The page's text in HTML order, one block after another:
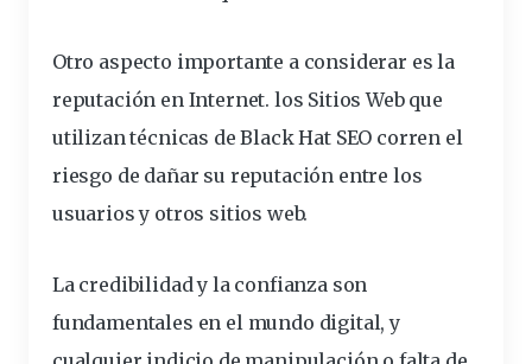
Otro aspecto importante a considerar es la
reputación en Internet. los Sitios Webque
utilizan técnicas de Black Hat SEO corren el
riesgo de dañar su reputación entre los
usuarios y otros sitios web.
La credibilidad y la confianza son
fundamentales en el mundo digital, y